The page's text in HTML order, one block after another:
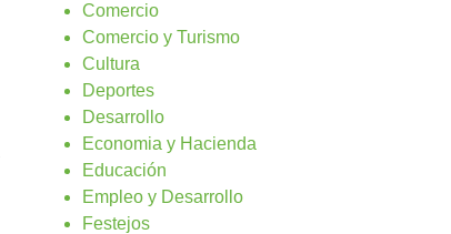
Comercio
Comercio y Turismo
Cultura
Deportes
Desarrollo
Economia y Hacienda
Educación
Empleo y Desarrollo
Festejos